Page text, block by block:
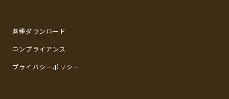
各種ダウンロード
コンプライアンス
プライバシーポリシー